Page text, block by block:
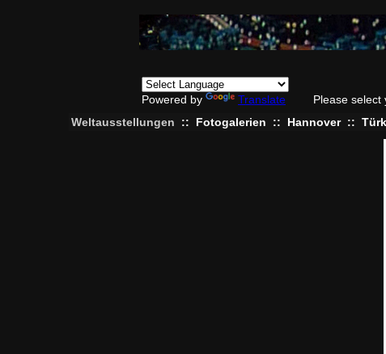
Powered by Translate Please select
Weltausstellungen :: Fotogalerien :: Hannover ::